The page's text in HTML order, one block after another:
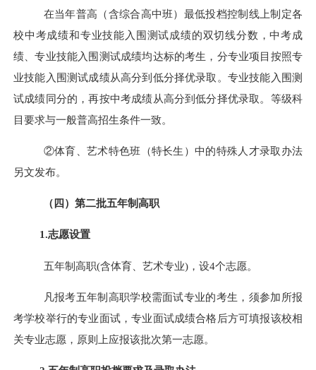
在当年普高（含综合高中班）最低投档控制线 上制定各
校中考成绩和专业技能入围测试成绩的双切线分数，中考成
绩、专业技能入围测试成绩均达标的考生，分专业项目按照专
业技能入围测试成绩从高分到低分择优录取。专业技能入围测
试成绩同分的，再按中考成绩从高分到低分择优录取。等级科
目要求与一般普高招生条件一致。
②体育、艺术特色班（特长生 ）中的特殊人才录取办法
另文发布。
（四）第二批五年制高职
1.志愿设置
五年制高职(含体育、艺术专业)，设4个志愿。
凡报考五年制高职学校需面试专业的考生，须参加所报
考学校举行的专业面试，专业面试成绩合格后方可填报该校相
关专业志愿，原则上应报该批次第一志愿。